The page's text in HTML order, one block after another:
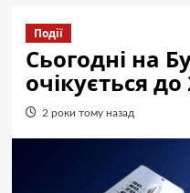
Події
Сьогодні на
очікується до
2 роки тому назад